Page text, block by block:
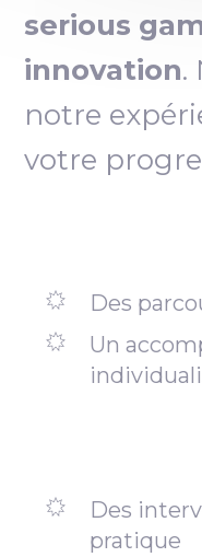
serious
innovation.
notre
votre
Des
Un
Des
pratique